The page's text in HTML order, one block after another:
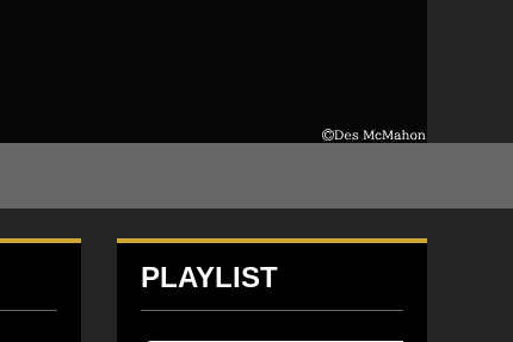
PLAYLIST